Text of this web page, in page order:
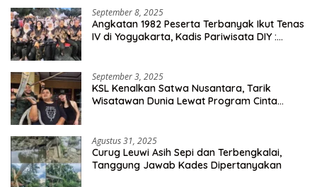
September 8, 2025
Angkatan 1982 Peserta Terbanyak Ikut Tenas
IV di Yogyakarta, Kadis Pariwisata DIY :
September 3, 2025
KSL Kenalkan Satwa Nusantara, Tarik
Wisatawan Dunia Lewat Program Cinta
Agustus 31, 2025
Curug Leuwi Asih Sepi dan Terbengkalai,
Tanggung Jawab Kades Dipertanyakan